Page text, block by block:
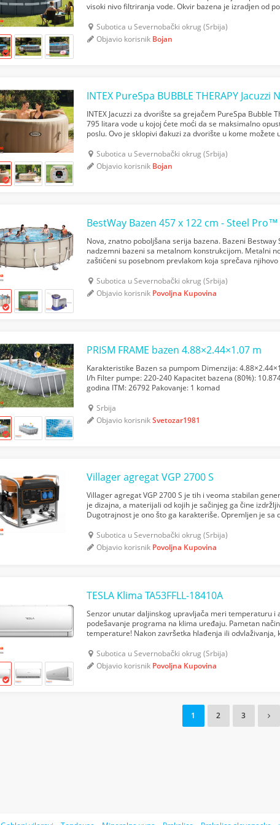
visoki nivo filtriranja vode. Okvir bazena je izradjen od
Subotica u Severnobački okrug (Srbija)
Objavio korisnik Bojan
INTEX PureSpa BUBBLE THERAPY Jacuzzi
INTEX Jacuzzi za dvorište sa grejačem PureSpa Bubble
795 litara vode u kojoj ćete moći da se maksimalno
poslu. Ovo je sklopivi đakuzi za dvorište u kome
Subotica u Severnobački okrug (Srbija)
Objavio korisnik Bojan
BestWay Bazen 457 x 122 cm - Steel
Nova, znatno poboljšana serija bazena. Bazeni
nadzemni bazeni sa metalnom konstrukcijom. Metalni
zaštićeni su posebnom prevlakom koja sprečava
Subotica u Severnobački okrug (Srbija)
Objavio korisnik Povoljna Kupovina
PRISM FRAME bazen 4.88×2.44×1.07 m
Karakteristike Bazen sa pumpom Dimenzija:
l/h Filter pumpe: 220-240 Kapacitet bazena (80%):
godina ITM: 26792 Pakovanje: 1 komad
Srbija
Objavio korisnikSvetozar1981
Villager agregat VGP 2700 S
Villager agregat VGP 2700 S je tih i veoma stabilan
je dizajna, a materijali od kojih je sačinjeg ga čine
Dugotrajnost je ono što ga karakteriše. Opremljen je sa
Subotica u Severnobački okrug (Srbija)
Objavio korisnik Povoljna Kupovina
TESLA Klima TA53FFLL-18410A
Senzor unutar daljinskog upravljača meri temperaturu i
podešavanje programa na klima uređaju. Pametan
temperature! Nakon završetka hlađenja ili odvlaživanja,
Subotica u Severnobački okrug (Srbija)
Objavio korisnik Povoljna Kupovina
1 2 3